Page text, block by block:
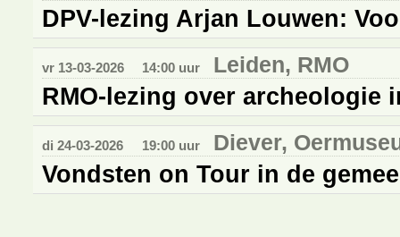
DPV-lezing Arjan Louwen:
vr 13-03-2026 14:00 uur Leiden, RMO
RMO-lezing over archeologie
di 24-03-2026 19:00 uur Diever,
Vondsten on Tour in de